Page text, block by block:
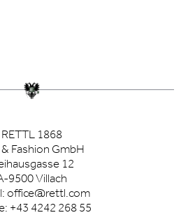
RETTL 1868
Fashion GmbH
12
9500 Villach
office@rettl.com
+43 4242 268 55